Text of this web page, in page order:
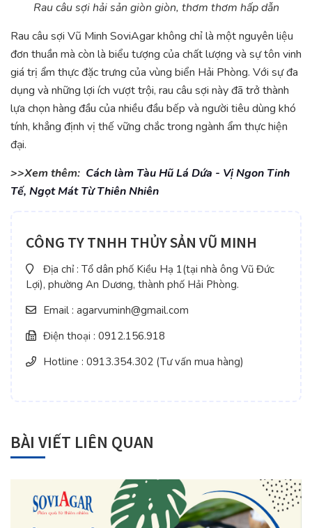
Rau câu sợi hải sản giòn giòn, thơm thơm hấp dẫn
Rau câu sợi Vũ Minh SoviAgar không chỉ là một nguyên liệu
đơn thuần mà còn là biểu tượng của chất lượng và sự tôn vinh
giá trị ẩm thực đặc trưng của vùng biển Hải Phòng. Với sự đa
dụng và những lợi ích vượt trội, rau câu sợi này đã trở thành
lựa chọn hàng đầu của nhiều đầu bếp và người tiêu dùng khó
tính, khẳng định vị thế vững chắc trong ngành ẩm thực hiện
đại.
>>Xem thêm: Cách làm Tàu Hũ Lá Dứa - Vị Ngon Tinh
Tế, Ngọt Mát Từ Thiên Nhiên
CÔNG TY TNHH THỦY SẢN VŨ MINH
Địa chỉ : Tổ dân phố Kiều Hạ 1(tại nhà ông Vũ Đức
Lợi), phường An Dương, thành phố Hải Phòng.
Email : agarvuminh@gmail.com
Điện thoại : 0912.156.918
Hotline : 0913.354.302 (Tư vấn mua hàng)
BÀI VIẾT LIÊN QUAN